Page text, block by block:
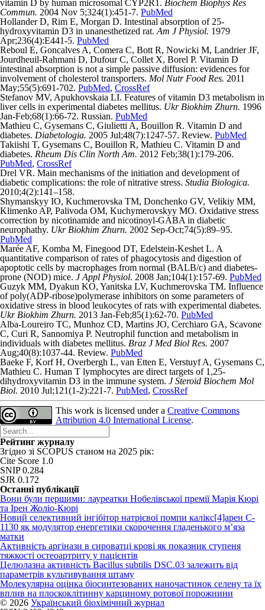
vitamin D by human microsomal CYP2R1. Biochem Biophys Res
Commun. 2004 Nov 5;324(1):451-7. PubMed
Hollander D, Rim E, Morgan D. Intestinal absorption of 25-
hydroxyvitamin D3 in unanesthetized rat. Am J Physiol. 1979
Apr;236(4):E441-5. PubMed
Reboul E, Goncalves A, Comera C, Bott R, Nowicki M, Landrier JF,
Jourdheuil-Rahmani D, Dufour C, Collet X, Borel P. Vitamin D
intestinal absorption is not a simple passive diffusion: evidences for
involvement of cholesterol transporters. Mol Nutr Food Res. 2011
May;55(5):691-702. PubMed, CrossRef
Stefanov MV, Apukhovskaia LI. Features of vitamin D3 metabolism in
liver cells in experimental diabetes mellitus. Ukr Biokhim Zhurn. 1996
Jan-Feb;68(1):66-72. Russian. PubMed
Mathieu C, Gysemans C, Giulietti A, Bouillon R. Vitamin D and
diabetes. Diabetologia. 2005 Jul;48(7):1247-57. Review. PubMed
Takiishi T, Gysemans C, Bouillon R, Mathieu C. Vitamin D and
diabetes. Rheum Dis Clin North Am. 2012 Feb;38(1):179-206.
PubMed, CrossRef
Drel VR. Main mechanisms of the initiation and development of
diabetic complications: the role of nitrative stress. Studia Biologica.
2010;4(2):141–158.
Shymanskyy IO, Kuchmerovska TM, Donchenko GV, Velikiy MM,
Klimenko AP, Palivoda OM, Kuchymerovskyy MO. Oxidative stress
correction by nicotinamide and nicotinoyl-GABA in diabetic
neurophathy. Ukr Biokhim Zhurn. 2002 Sep-Oct;74(5):89–95.
PubMed
Marée AF, Komba M, Finegood DT, Edelstein-Keshet L. A
quantitative comparison of rates of phagocytosis and digestion of
apoptotic cells by macrophages from normal (BALB/c) and diabetes-
prone (NOD) mice. J Appl Physiol. 2008 Jan;104(1):157-69. PubMed
Guzyk MM, Dyakun KO, Yanitska LV, Kuchmerovska ТМ. Influence
of poly(ADP-ribose)polymerase inhibitors on some parameters of
oxidative stress in blood leukocytes of rats with experimental diabetes.
Ukr Biokhim Zhurn. 2013 Jan-Feb;85(1):62-70. PubMed
Alba-Loureiro TC, Munhoz CD, Martins JO, Cerchiaro GA, Scavone
C, Curi R, Sannomiya P. Neutrophil function and metabolism in
individuals with diabetes mellitus. Braz J Med Biol Res. 2007
Aug;40(8):1037-44. Review. PubMed
Baeke F, Korf H, Overbergh L, van Etten E, Verstuyf A, Gysemans C,
Mathieu C. Human T lymphocytes are direct targets of 1,25-
dihydroxyvitamin D3 in the immune system. J Steroid Biochem Mol
Biol. 2010 Jul;121(1-2):221-7. PubMed, CrossRef
This work is licensed under a Creative Commons
Attribution 4.0 International License.
Рейтинг журналу
Згідно зі SCOPUS станом на 2025 рік:
Cite Score 1.0
SNIP 0.284
SJR 0.172
Останні публікації
Вони були першими: лауреатки Нобелівської премії Марія Кюрі
та Ірен Жоліо-Кюрі
Новий cелективний інгібітор натрієвої помпи калікс[4]арен C-
1130 як модулятор енергетики скорочення гладенького м’яза
матки
Активність аргінази в сироватці крові як показник ступеня
тяжкості остеоартриту у пацієнтів
Целюлазна активність Bacillus subtilis DSC.03 залежить від
параметрів культивування штаму
Молекулярна оцінка біосинтезованих наночастинок селену та їх
вплив на плоскоклітинну карциному ротової порожнини
© 2026 Український біохімічний журнал